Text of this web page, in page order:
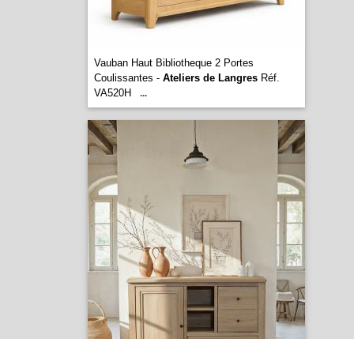
Vauban Haut Bibliotheque 2 Portes
Coulissantes - Ateliers de LangresRéf.
VA520H
...